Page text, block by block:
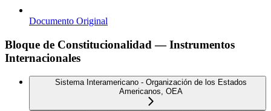
Documento Original
Bloque de Constitucionalidad — Instrumentos
Internacionales
Sistema Interamericano - Organización de los Estados
Americanos, OEA